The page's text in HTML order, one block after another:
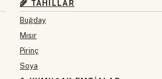
🌾 TAHILLAR
Buğday
Mısır
Pirinç
Soya